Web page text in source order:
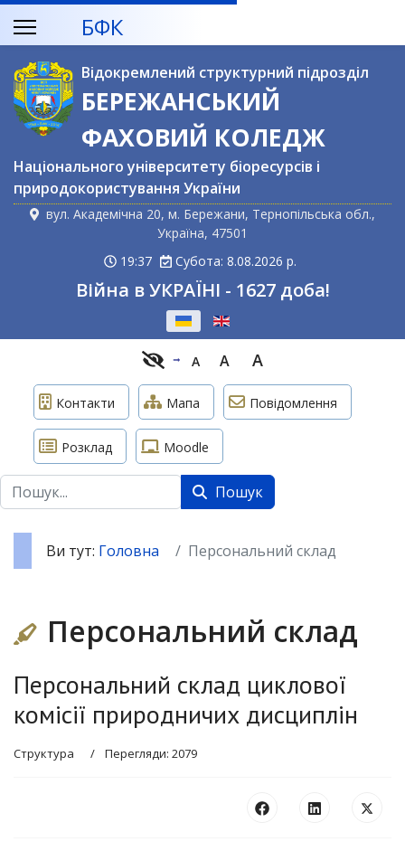
БФК
Відокремлений структурний підрозділ
БЕРЕЖАНСЬКИЙ
ФАХОВИЙ КОЛЕДЖ
Національного університету біоресурсів і
природокористування України
вул. Академічна 20, м. Бережани, Тернопільська обл.,
Україна, 47501
19:37
Субота: 8.08.2026 р.
Війна в УКРАЇНІ - 1627 доба!
A A A
Контакти Мапа Повідомлення
Розклад Moodle
Пошук Пошук
Ви тут: Головна Персональний склад
Персональний склад
Персональний склад циклової
комісії природничих дисциплін
Структура Перегляди: 2079